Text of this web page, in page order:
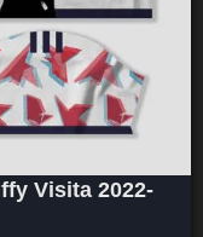
Visita 2022-